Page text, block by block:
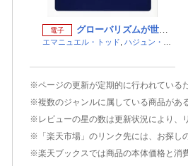
電子 グローバリズムが世界を滅ぼす （文春新書）
エマニュエル・トッド ハジュン・チャン
※ページの更新が定期的に行われている
※複数のジャンルに属している商品があ
※レビューの星の数は更新状況により、
※「楽天市場」のリンク先には、お探し
※楽天ブックスでは商品の本体価格と消